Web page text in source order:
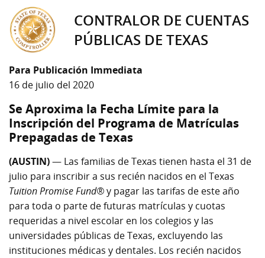
CONTRALOR DE CUENTAS
PÚBLICAS DE TEXAS
Para Publicación Immediata
16 de julio del 2020
Se Aproxima la Fecha Límite para la
Inscripción del Programa de Matrículas
Prepagadas de Texas
(AUSTIN)— Las familias de Texas tienen hasta el 31 de
julio para inscribir a sus recién nacidos en el Texas
Tuition Promise Fund®y pagar las tarifas de este año
para toda o parte de futuras matrículas y cuotas
requeridas a nivel escolar en los colegios y las
universidades públicas de Texas, excluyendo las
instituciones médicas y dentales. Los recién nacidos